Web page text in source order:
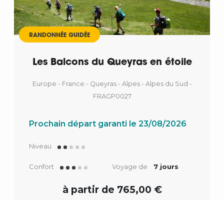
RANDONNÉE GUIDÉE
Les Balcons du Queyras en étoile
Europe - France - Queyras - Alpes - Alpes du Sud -
FRAGP0027
Prochain départ garanti le 23/08/2026
Niveau
Confort Voyage de 7 jours
à partir de 765,00 €